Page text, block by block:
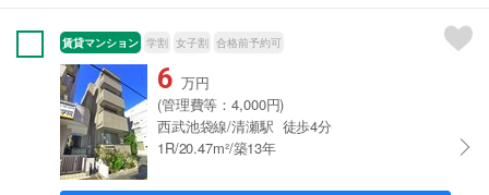
賃貸マンション 学割 女子割 合格前予約可
6 万円
(管理費等：4,000円)
西武池袋線/清瀬駅 徒歩4分
1R/20.47m²/築13年